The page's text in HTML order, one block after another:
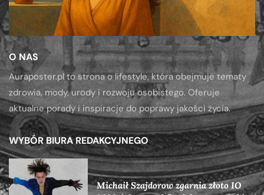
O NAS
Auraposter.pl to strona o lifestyle, która obejmuje tematy
zdrowia, mody, urody i rozwoju osobistego. Oferuje
aktualne porady i inspiracje do poprawy jakości życia.
WYBÓR BIURA REDAKCYJNEGO
Michaił Szajdorow zgarnia złoto IO